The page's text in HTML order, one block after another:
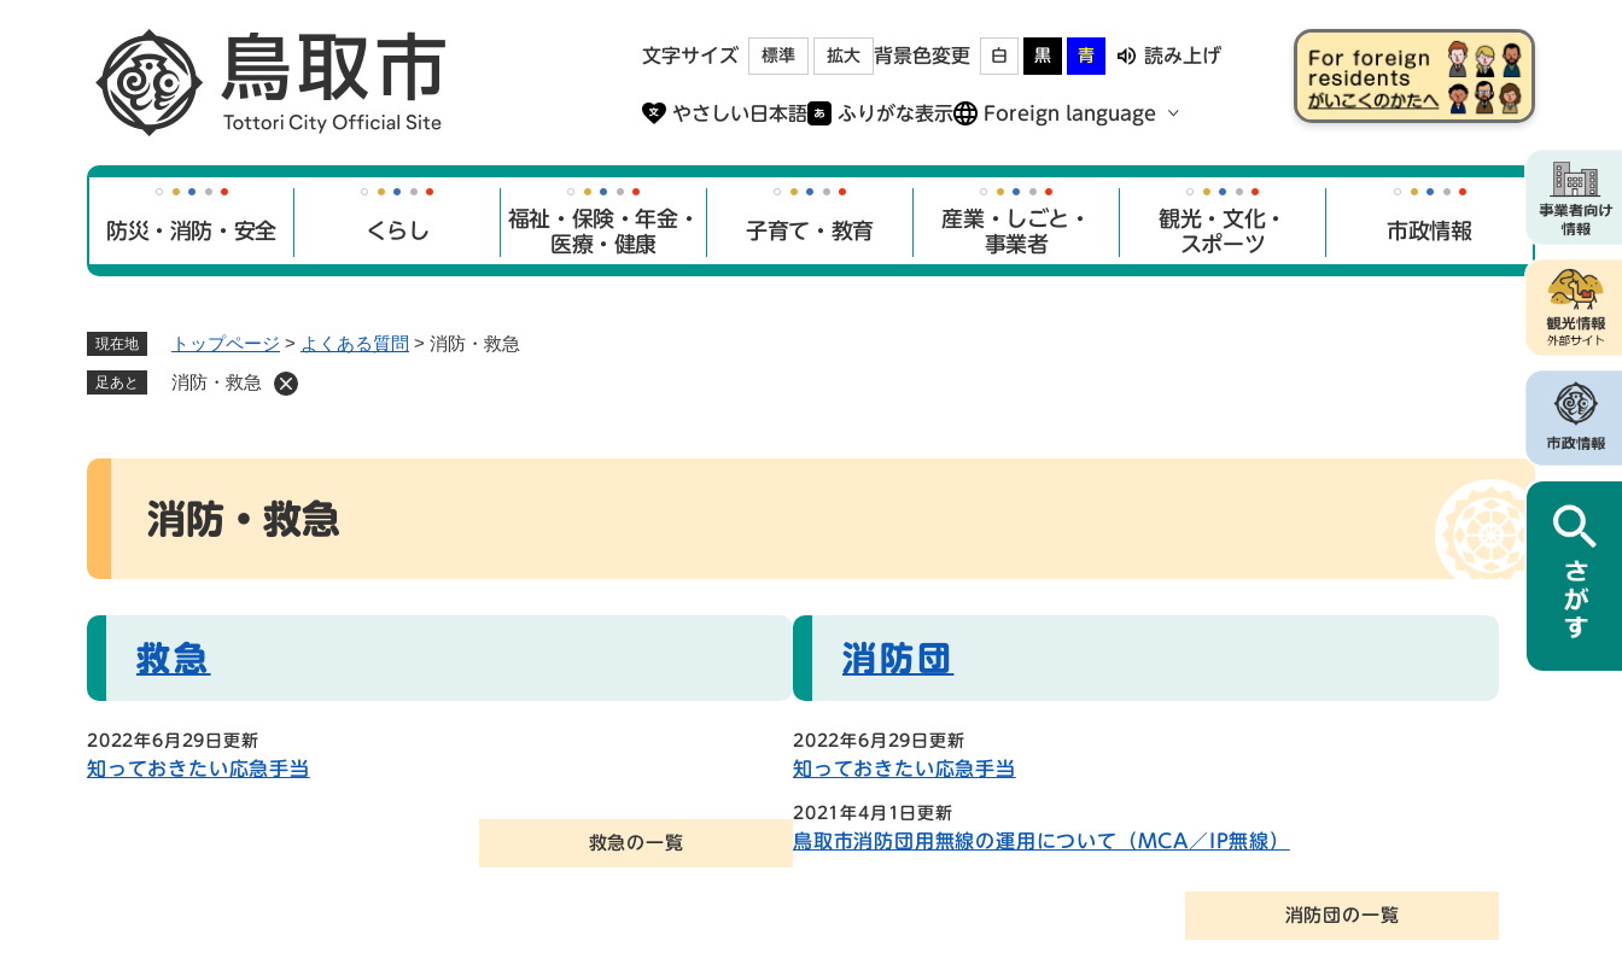
文字サイズ 標準 拡大 背景色変更 白 黒 青 読み上げ
やさしい日本語 ふりがな表示 Foreign language
防災・消防・安全 くらし
福祉・保険・年金・
医療・健康
子育て・教育
産業・しごと・
事業者
観光・文化・
スポーツ
市政情報
現在地 トップページ > よくある質問 > 消防・救急
足あと 消防・救急
本
消防・救急
救急
2022年6月29日更新
知っておきたい応急手当
救急の一覧
消防団
2022年6月29日更新
知っておきたい応急手当
2021年4月1日更新
鳥取市消防団用無線の運用について（MCA／IP無線）
消防団の一覧